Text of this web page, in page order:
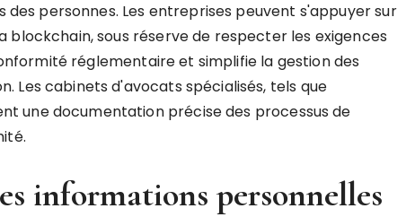
personnes. Les entreprises peuvent s'appuyer sur
blockchain, sous réserve de respecter les exigences
réglementaire et simplifie la gestion des
Les cabinets d'avocats spécialisés, tels que
une documentation précise des processus de
informations personnelles